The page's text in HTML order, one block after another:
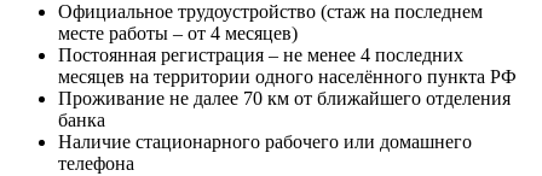
Официальное трудоустройство (стаж на последнем
месте работы – от 4 месяцев)
Постоянная регистрация – не менее 4 последних
месяцев на территории одного населённого пункта РФ
Проживание не далее 70 км от ближайшего отделения
банка
Наличие стационарного рабочего или домашнего
телефона